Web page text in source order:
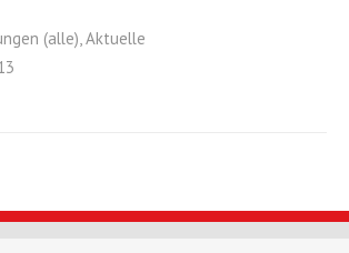
(alle),Aktuelle